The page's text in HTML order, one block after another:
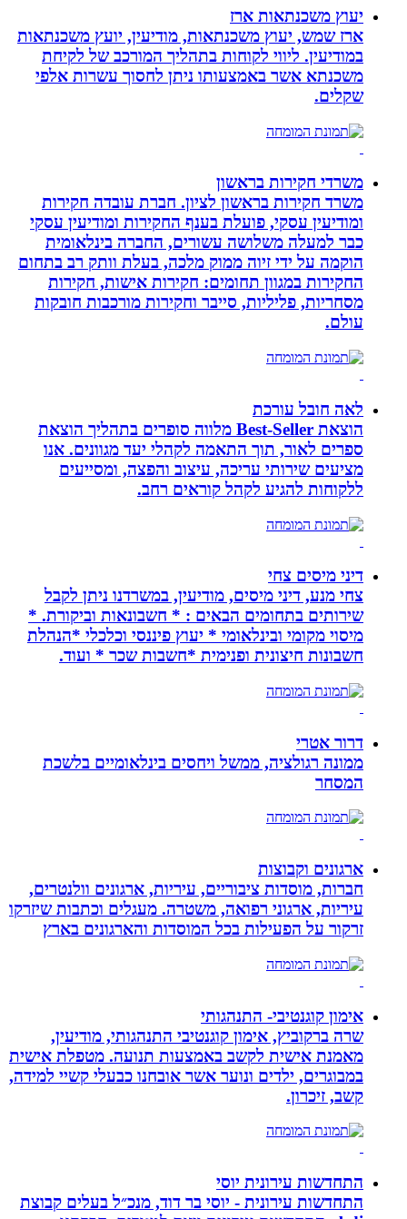
יעוץ משכנתאות ארז
ארז שמש, יעוץ משכנתאות, מודיעין, יועץ משכנתאות
במודיעין. ליווי לקוחות בתהליך המורכב של לקיחת
משכנתא אשר באמצעותו ניתן לחסוך עשרות אלפי
שקלים.
משרדי חקירות בראשון
משרד חקירות בראשון לציון. חברת עובדה חקירות
ומודיעין עסקי, פועלת בענף החקירות ומודיעין עסקי
כבר למעלה משלושה עשורים, החברה בינלאומית
הוקמה על ידי זיוה ממוק מלכה, בעלת וותק רב בתחום
החקירות במגוון תחומים: חקירות אישות, חקירות
מסחריות, פליליות, סייבר וחקירות מורכבות חובקות
עולם.
לאה חובל עורכת
הוצאת Best-Seller מלווה סופרים בתהליך הוצאת
ספרים לאור, תוך התאמה לקהלי יעד מגוונים. אנו
מציעים שירותי עריכה, עיצוב והפצה, ומסייעים
ללקוחות להגיע לקהל קוראים רחב.
דיני מיסים צחי
צחי מנע, דיני מיסים, מודיעין, במשרדנו ניתן לקבל
שירותים בתחומים הבאים : * חשבונאות וביקורת. *
מיסוי מקומי ובינלאומי * יעוץ פיננסי וכלכלי *הנהלת
חשבונות חיצונית ופנימית *חשבות שכר * ועוד.
דרור אטרי
ממונה רגולציה, ממשל ויחסים בינלאומיים בלשכת
המסחר
ארגונים וקבוצות
חברות, מוסדות ציבוריים, עיריות, ארגונים וולנטרים,
עיריות, ארגוני רפואה, משטרה. מעגלים וכתבות שיזרקו
זרקור על הפעילות בכל המוסדות והארגונים בארץ
אימון קוגנטיבי- התנהגותי
שרה ברקוביץ, אימון קוגנטיבי התנהגותי, מודיעין,
מאמנת אישית לקשב באמצעות תנועה. מטפלת אישית
במבוגרים, ילדים ונוער אשר אובחנו כבעלי קשיי למידה,
קשב, זיכרון.
התחדשות עירונית יוסי
התחדשות עירונית - יוסי בר דוד, מנכ״ל בעלים קבוצת